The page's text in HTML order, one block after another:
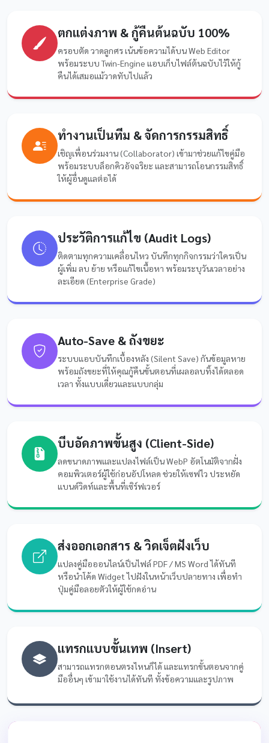
ตกแต่งภาพ & กู้คืนต้นฉบับ 100%
ครอบตัด วาดลูกศร เน้นข้อความได้บน Web Editor
พร้อมระบบ Twin-Engine แอบเก็บไฟล์ต้นฉบับไว้ให้กู้
คืนได้เสมอแม้วาดทับไปแล้ว
ทำงานเป็นทีม & จัดการกรรมสิทธิ์
เชิญเพื่อนร่วมงาน (Collaborator) เข้ามาช่วยแก้ไขคู่มือ
พร้อมระบบล็อกคิวอัจฉริยะ และสามารถโอนกรรมสิทธิ์
ให้ผู้อื่นดูแลต่อได้
ประวัติการแก้ไข (Audit Logs)
ติดตามทุกความเคลื่อนไหว บันทึกทุกกิจกรรมว่าใครเป็น
ผู้เพิ่ม ลบ ย้าย หรือแก้ไขเนื้อหา พร้อมระบุวันเวลาอย่าง
ละเอียด (Enterprise Grade)
Auto-Save & ถังขยะ
ระบบแอบบันทึกเบื้องหลัง (Silent Save) กันข้อมูลหาย
พร้อมถังขยะที่ให้คุณกู้คืนขั้นตอนที่เผลอลบทิ้งได้ตลอด
เวลา ทั้งแบบเดี่ยวและแบบกลุ่ม
บีบอัดภาพขั้นสูง (Client-Side)
ลดขนาดภาพและแปลงไฟล์เป็น WebP อัตโนมัติจากฝั่ง
คอมพิวเตอร์ผู้ใช้ก่อนอัปโหลด ช่วยให้เซฟไว ประหยัด
แบนด์วิดท์และพื้นที่เซิร์ฟเวอร์
ส่งออกเอกสาร & วิดเจ็ตฝังเว็บ
แปลงคู่มือออนไลน์เป็นไฟล์ PDF / MS Word ได้ทันที
หรือนำโค้ด Widget ไปฝังในหน้าเว็บปลายทาง เพื่อทำ
ปุ่มคู่มือลอยตัวให้ผู้ใช้กดอ่าน
แทรกแบบขั้นเทพ (Insert)
สามารถแทรกตอนตรงไหนก็ได้ และแทรกขั้นตอนจากคู่
มืออื่นๆ เข้ามาใช้งานได้ทันที ทั้งข้อความและรูปภาพ